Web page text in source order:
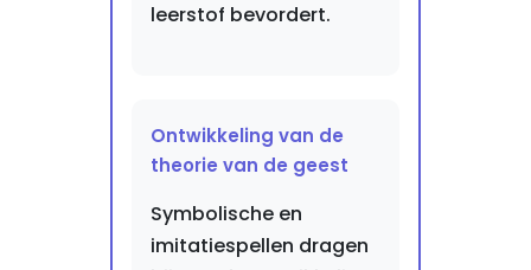
leerstof bevordert.
Ontwikkeling van de
theorie van de geest
Symbolische en
imitatiespellen dragen